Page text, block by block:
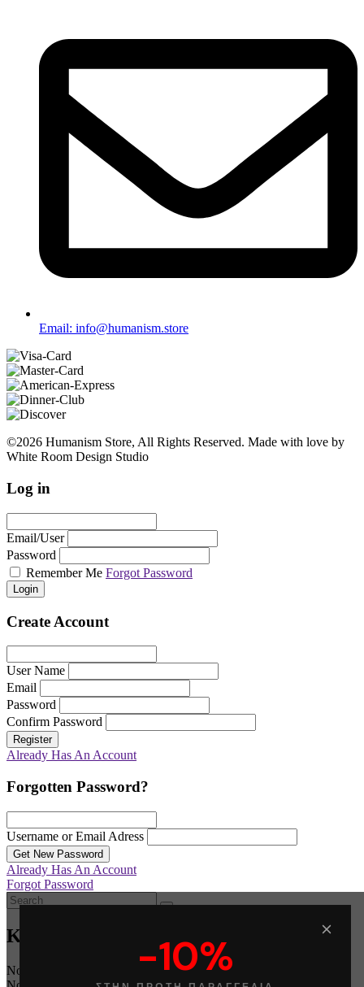
Email: info@humanism.store
©2026 Humanism Store, All Rights Reserved. Made with love by
White Room Design Studio
Log in
Email/User
Password
Remember Me Forgot Password
Login
Create Account
User Name
Email
Password
Confirm Password
Register
Already Has An Account
Forgotten Password?
Username or Email Adress
Get New Password
Already Has An Account
Forgot Password
-10%
Καλάθι
No products in the cart.